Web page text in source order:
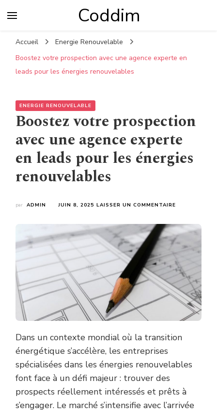
Coddim
Accueil
Energie Renouvelable
Boostez votre prospection avec une agence experte en
leads pour les énergies renouvelables
ENERGIE RENOUVELABLE
Boostez votre prospection
avec une agence experte
en leads pour les énergies
renouvelables
par ADMIN JUIN 8, 2025 LAISSER UN COMMENTAIRE
PROSPECTION
AVEC
UNE
EXPERTE
EN
LEADS
POUR
LES
ÉNERGIES
Dans un contexte mondial où la transition
énergétique s’accélère, les entreprises
spécialisées dans les énergies renouvelables
font face à un défi majeur : trouver des
prospects réellement intéressés et prêts à
s’engager. Le marché s’intensifie avec l’arrivée